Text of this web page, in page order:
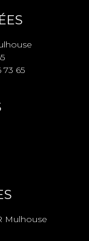
73 65
Mulhouse